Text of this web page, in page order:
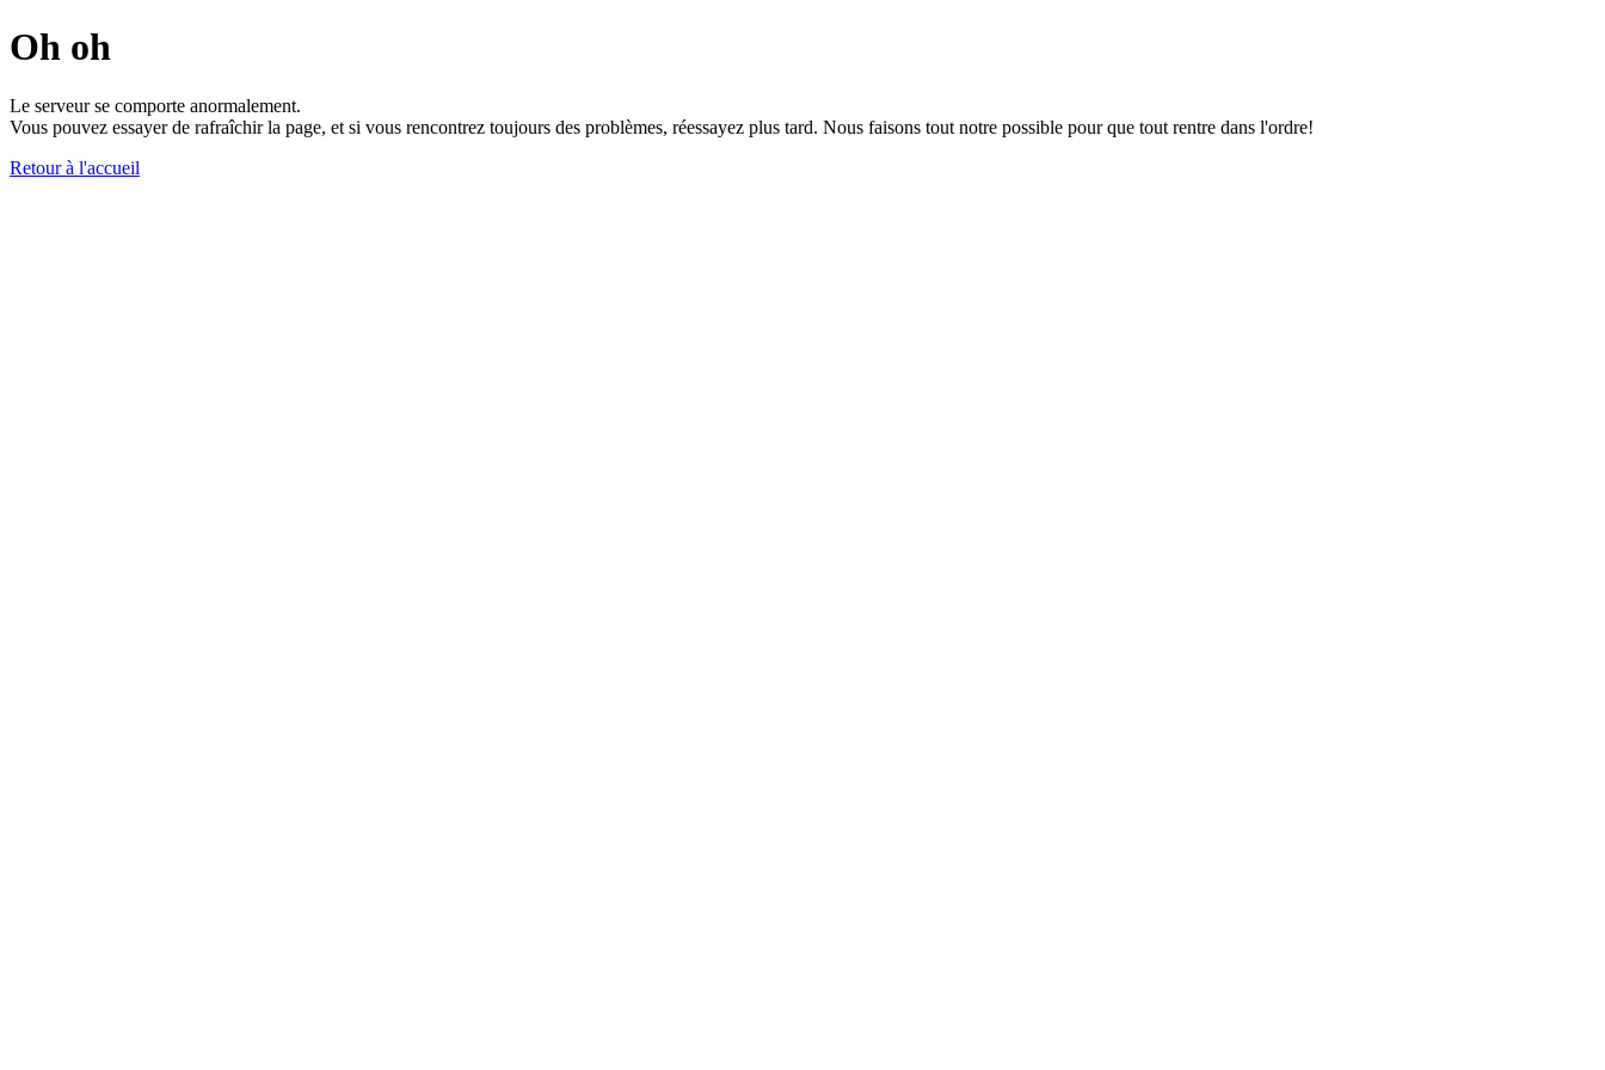
Oh oh
Le serveur se comporte anormalement.
Vous pouvez essayer de rafraîchir la page, et si vous rencontrez toujours des problèmes, réessayez plus tard. Nous faisons tout notre possible pour que tout rentre dans l'ordre!
Retour à l'accueil